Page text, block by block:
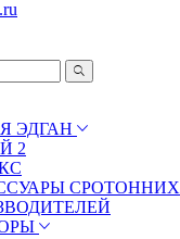
ЭДГАН
2
СРОТОННИХ